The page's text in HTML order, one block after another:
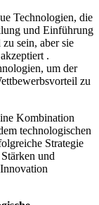
Technologien, die
und Einführung
sein, aber sie
.
um der
zu
Kombination
technologischen
Strategie
und